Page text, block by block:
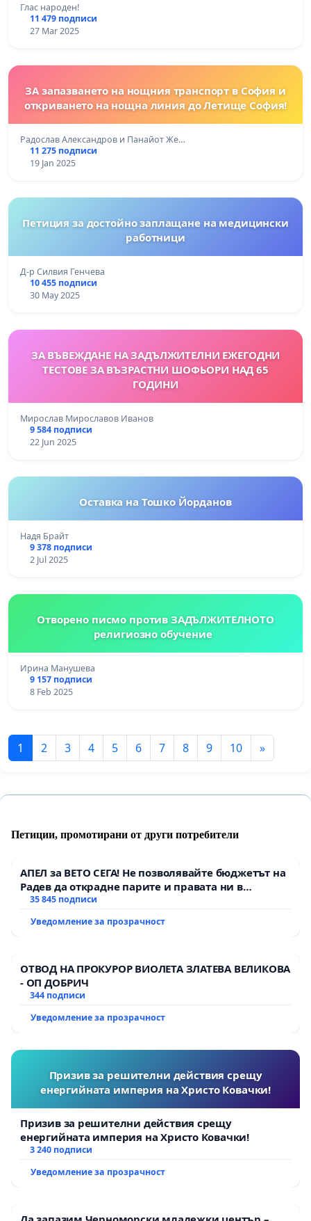
Глас народен!
11 479 подписи
27 Mar 2025
ЗА запазването на нощния транспорт в София и
откриването на нощна линия до Летище София!
Радослав Александров и Панайот Же…
11 275 подписи
19 Jan 2025
Петиция за достойно заплащане на медицински
работници
Д-р Силвия Генчева
10 455 подписи
30 May 2025
ЗА ВЪВЕЖДАНЕ НА ЗАДЪЛЖИТЕЛНИ ЕЖЕГОДНИ
ТЕСТОВЕ ЗА ВЪЗРАСТНИ ШОФЬОРИ НАД 65
ГОДИНИ
Мирослав Мирославов Иванов
9 584 подписи
22 Jun 2025
Оставка на Тошко Йорданов
Надя Брайт
9 378 подписи
2 Jul 2025
Отворено писмо против ЗАДЪЛЖИТЕЛНОТО
религиозно обучение
Ирина Манушева
9 157 подписи
8 Feb 2025
1 2 3 4 5 6 7 8 9 10 »
Петиции, промотирани от други потребители
АПЕЛ за ВЕТО СЕГА! Не позволявайте бюджетът на
Радев да открадне парите и правата ни в
тъмното
35 845 подписи
Уведомление за прозрачност
ОТВОД НА ПРОКУРОР ВИОЛЕТА ЗЛАТЕВА ВЕЛИКОВА
- ОП ДОБРИЧ
344 подписи
Уведомление за прозрачност
Призив за решителни действия срещу
енергийната империя на Христо Ковачки!
Призив за решителни действия срещу
енергийната империя на Христо Ковачки!
3 240 подписи
Уведомление за прозрачност